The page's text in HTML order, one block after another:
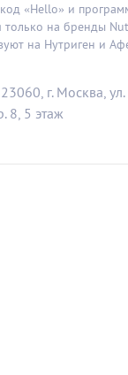
«Hello» и
только на бренды
на Нутриген и
г. Москва,
8, 5 этаж